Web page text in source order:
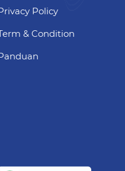
Policy
& Condition